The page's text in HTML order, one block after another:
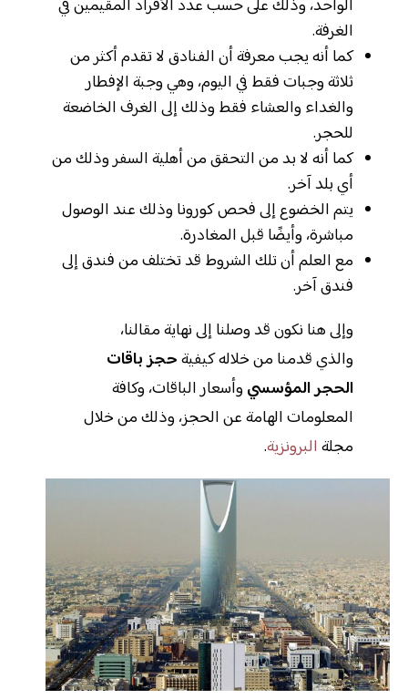
الواحد، وذلك على حسب عدد الأفراد المقيمين في
الغرفة.
كما أنه يجب معرفة أن الفنادق لا تقدم أكثر من
ثلاثة وجبات فقط في اليوم، وهي وجبة الإفطار
والغداء والعشاء فقط وذلك إلى الغرف الخاضعة
للحجر.
كما أنه لا بد من التحقق من أهلية السفر وذلك من
أي بلد آخر.
يتم الخضوع إلى فحص كورونا وذلك عند الوصول
مباشرة، وأيضًا قبل المغادرة.
مع العلم أن تلك الشروط قد تختلف من فندق إلى
فندق آخر.
وإلى هنا نكون قد وصلنا إلى نهاية مقالنا،
والذي قدمنا من خلاله كيفيةحجز باقات
الحجر المؤسسي وأسعار الباقات، وكافة
المعلومات الهامة عن الحجز، وذلك من خلال
مجلة البرونزية.